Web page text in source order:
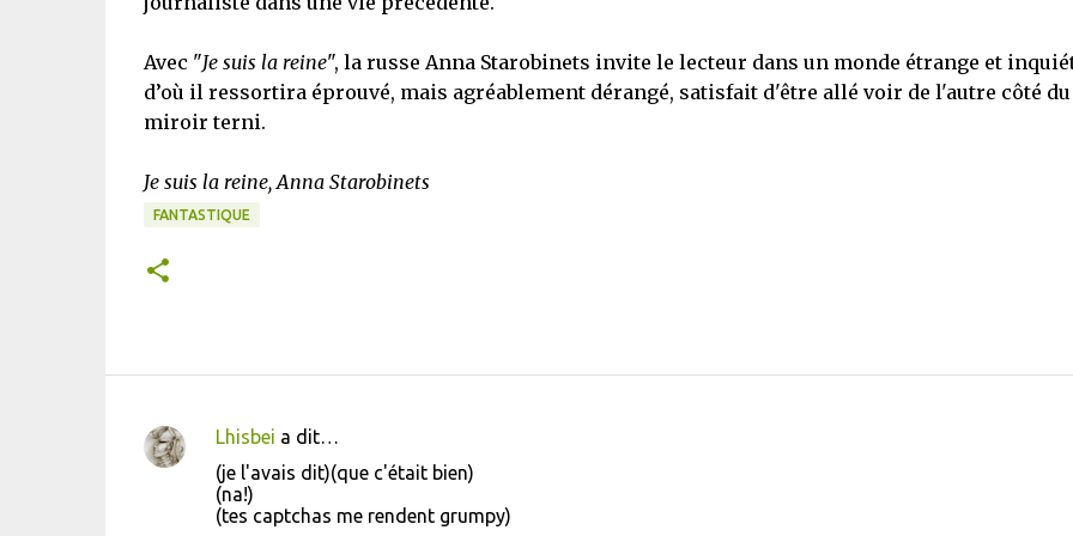
Avec "Je suis la reine", la russe Anna Starobinets invite le lecteur dans un monde étrange et
d’où il ressortira éprouvé, mais agréablement dérangé, satisfait d'être allé voir de l'autre côté du
miroir terni.
Je suis la reine, Anna Starobinets
FANTASTIQUE
C
Lhisbei a dit…
(je l'avais dit)(que c'était bien)
(na!)
(tes captchas me rendent grumpy)